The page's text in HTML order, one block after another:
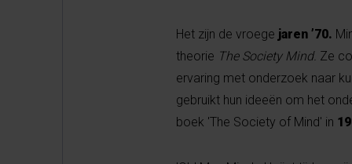
Het zijn de vroege jaren ’70.
theorie The Society Mind. Ze
ervaring met onderzoek naar
gebruikt hun ideeën om het
boek 'The Society of Mind' in